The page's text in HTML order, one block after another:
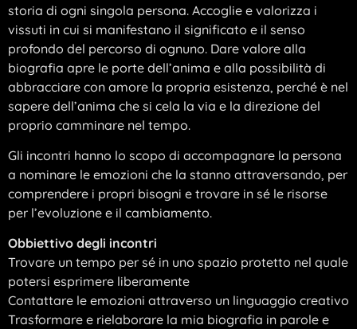
storia di ogni singola persona. Accoglie e valorizza i
vissuti in cui si manifestano il significato e il senso
profondo del percorso di ognuno. Dare valore alla
biografia apre le porte dell’anima e alla possibilità di
abbracciare con amore la propria esistenza, perché è nel
sapere dell’anima che si cela la via e la direzione del
proprio camminare nel tempo.
Gli incontri hanno lo scopo di accompagnare la persona
a nominare le emozioni che la stanno attraversando, per
comprendere i propri bisogni e trovare in sé le risorse
per l’evoluzione e il cambiamento.
Obbiettivo degli incontri
Trovare un tempo per sé in uno spazio protetto nel quale
potersi esprimere liberamente
Contattare le emozioni attraverso un linguaggio creativo
Trasformare e rielaborare la mia biografia in parole e